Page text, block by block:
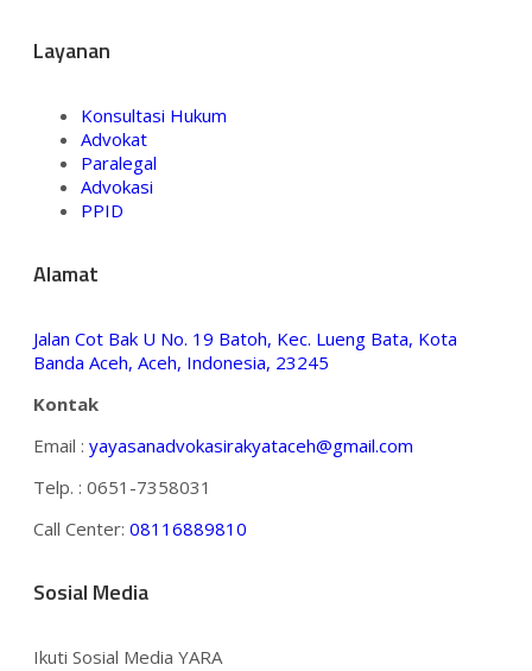
Layanan
Konsultasi Hukum
Advokat
Paralegal
Advokasi
PPID
Alamat
Jalan Cot Bak U No. 19 Batoh, Kec. Lueng Bata, Kota
Banda Aceh, Aceh, Indonesia, 23245
Kontak
Email : yayasanadvokasirakyataceh@gmail.com
Telp. : 0651-7358031
Call Center: 08116889810
Sosial Media
Ikuti Sosial Media YARA